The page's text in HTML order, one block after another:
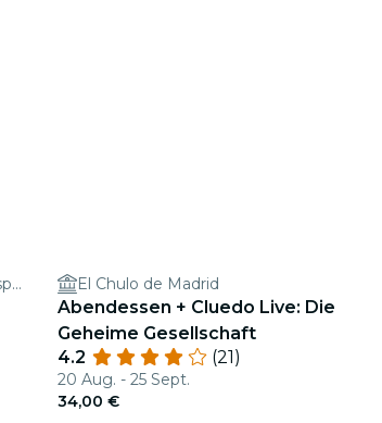
Despecho Madrid – Restaurante con espectáculo en Madrid y coctelería El Chulo de Madrid
Abendessen + Cluedo Live: Die
Geheime Gesellschaft
4.2
(21)
20 Aug. - 25 Sept.
34,00 €